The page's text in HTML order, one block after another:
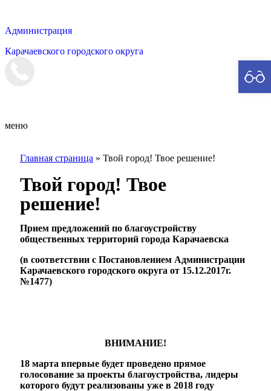
Администрация
Карачаевского городского округа
меню
Главная страница » Твой город! Твое решение!
Твой город! Твое
решение!
Прием предложений по благоустройству
общественных территорий города Карачаевска
(в соответствии с Постановлением Администрации
Карачаевского городского округа от 15.12.2017г.
№1477)
ВНИМАНИЕ!
18 марта впервые будет проведено прямое
голосование за проекты благоустройства, лидеры
которого будут реализованы уже в 2018 году